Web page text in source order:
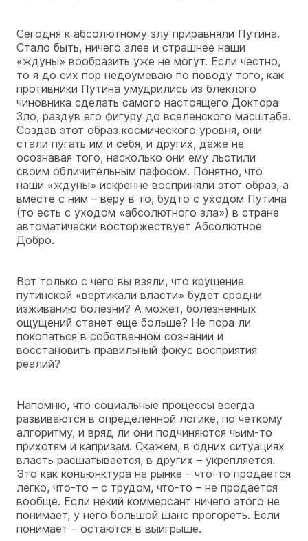
Сегодня к абсолютному злу приравняли Путина.
Стало быть, ничего злее и страшнее наши
«ждуны» вообразить уже не могут. Если честно,
то я до сих пор недоумеваю по поводу того, как
противники Путина умудрились из блеклого
чиновника сделать самого настоящего Доктора
Зло, раздув его фигуру до вселенского масштаба.
Создав этот образ космического уровня, они
стали пугать им и себя, и других, даже не
осознавая того, насколько они ему льстили
своим обличительным пафосом. Понятно, что
наши «ждуны» искренне восприняли этот образ, а
вместе с ним – веру в то, будто с уходом Путина
(то есть с уходом «абсолютного зла») в стране
автоматически восторжествует Абсолютное
Добро.
Вот только с чего вы взяли, что крушение
путинской «вертикали власти» будет сродни
изживанию болезни? А может, болезненных
ощущений станет еще больше? Не пора ли
покопаться в собственном сознании и
восстановить правильный фокус восприятия
реалий?
Напомню, что социальные процессы всегда
развиваются в определенной логике, по четкому
алгоритму, и вряд ли они подчиняются чьим-то
прихотям и капризам. Скажем, в одних ситуациях
власть расшатывается, в других – укрепляется.
Это как конъюнктура на рынке – что-то продается
легко, что-то – с трудом, что-то – не продается
вообще. Если некий коммерсант ничего этого не
понимает, у него большой шанс прогореть. Если
понимает – остаются в выигрыше.